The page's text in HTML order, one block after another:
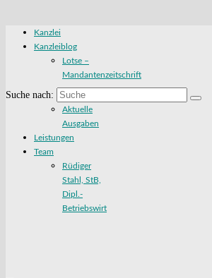
Suche nach:
Kanzlei
Kanzleiblog
Lotse –
Mandantenzeitschrift
Aktuelle
Ausgaben
Leistungen
Team
Rüdiger
Stahl, StB,
Dipl.-
Betriebswirt